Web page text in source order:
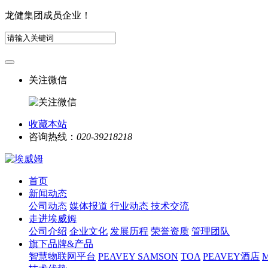
龙健集团成员企业！
关注微信
收藏本站
咨询热线： 020-39218218
首页
新闻动态
公司动态 媒体报道 行业动态 技术交流
走进埃威姆
公司介绍 企业文化 发展历程 荣誉资质 管理团队
旗下品牌&产品
智慧物联网平台 PEAVEY SAMSON TOA PEAVEY酒店